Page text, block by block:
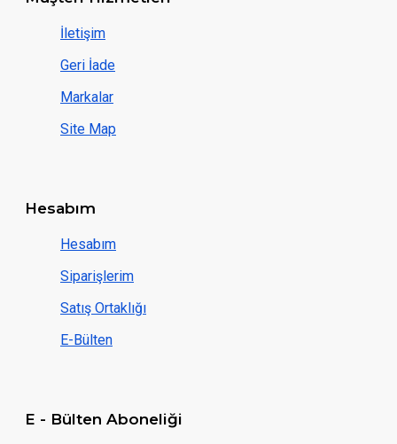
İletişim
Geri İade
Markalar
Site Map
Hesabım
Hesabım
Siparişlerim
Satış Ortaklığı
E-Bülten
E - Bülten Aboneliği